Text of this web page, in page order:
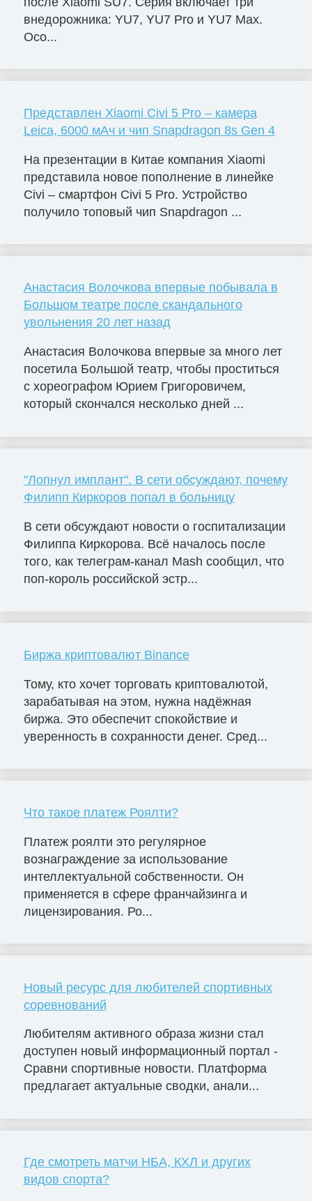
внедорожника: YU7, YU7 Pro и YU7 Max.
Осо...
Представлен Xiaomi Civi 5 Pro – камера
Leica, 6000 мАч и чип Snapdragon 8s Gen 4
На презентации в Китае компания Xiaomi
представила новое пополнение в линейке
Civi – смартфон Civi 5 Pro. Устройство
получило топовый чип Snapdragon ...
Анастасия Волочкова впервые побывала в
Большом театре после скандального
увольнения 20 лет назад
Анастасия Волочкова впервые за много лет
посетила Большой театр, чтобы проститься
с хореографом Юрием Григоровичем,
который скончался несколько дней ...
"Лопнул имплант". В сети обсуждают, почему
Филипп Киркоров попал в больницу
В сети обсуждают новости о госпитализации
Филиппа Киркорова. Всё началось после
того, как телеграм-канал Mash сообщил, что
поп-король российской эстр...
Биржа криптовалют Binance
Тому, кто хочет торговать криптовалютой,
зарабатывая на этом, нужна надёжная
биржа. Это обеспечит спокойствие и
уверенность в сохранности денег. Сред...
Что такое платеж Роялти?
Платеж роялти это регулярное
вознаграждение за использование
интеллектуальной собственности. Он
применяется в сфере франчайзинга и
лицензирования. Ро...
Новый ресурс для любителей спортивных
соревнований
Любителям активного образа жизни стал
доступен новый информационный портал -
Сравни спортивные новости. Платформа
предлагает актуальные сводки, анали...
Где смотреть матчи НБА, КХЛ и других
видов спорта?